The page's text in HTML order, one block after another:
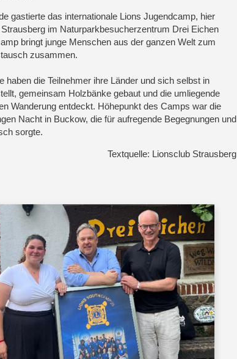
gastierte das internationale Lions Jugendcamp, hier
im Naturparkbesucherzentrum Drei Eichen
bringt junge Menschen aus der ganzen Welt zum
zusammen.
haben die Teilnehmer ihre Länder und sich selbst in
gemeinsam Holzbänke gebaut und die umliegende
Wanderung entdeckt. Höhepunkt des Camps war die
Nacht in Buckow, die für aufregende Begegnungen und
sorgte.
Textquelle: Lionsclub Strausberg